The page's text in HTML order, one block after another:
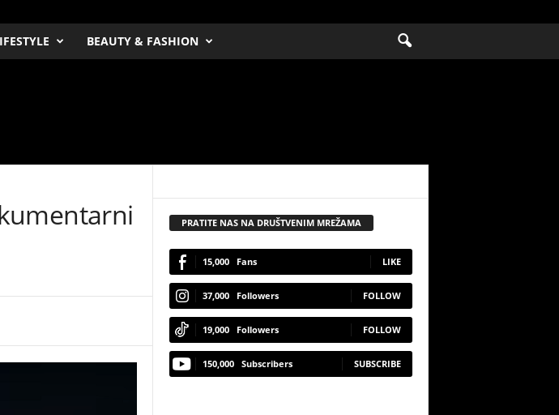
BEAUTY & FASHION
PRATITE NAS NA DRUŠTVENIM MREŽAMA
15,000 Fans LIKE
37,000 Followers FOLLOW
19,000 Followers FOLLOW
150,000 Subscribers SUBSCRIBE